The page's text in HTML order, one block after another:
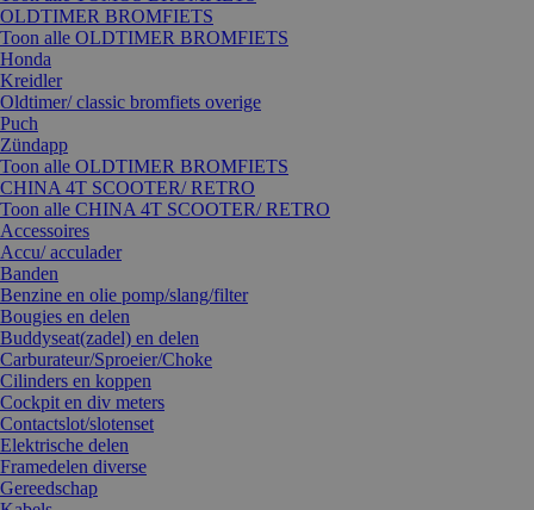
OLDTIMER BROMFIETS
Toon alle OLDTIMER BROMFIETS
Honda
Kreidler
Oldtimer/ classic bromfiets overige
Puch
Zündapp
Toon alle OLDTIMER BROMFIETS
CHINA 4T SCOOTER/ RETRO
Toon alle CHINA 4T SCOOTER/ RETRO
Accessoires
Accu/ acculader
Banden
Benzine en olie pomp/slang/filter
Bougies en delen
Buddyseat(zadel) en delen
Carburateur/Sproeier/Choke
Cilinders en koppen
Cockpit en div meters
Contactslot/slotenset
Elektrische delen
Framedelen diverse
Gereedschap